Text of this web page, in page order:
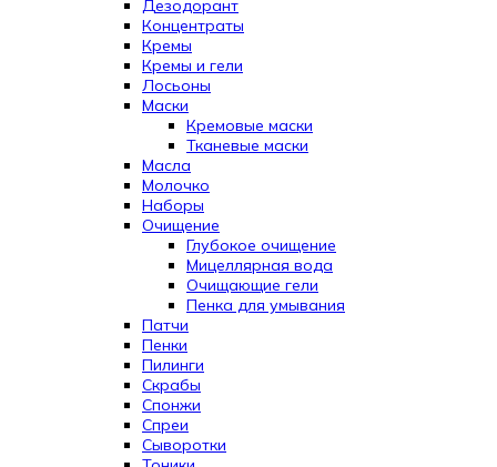
Дезодорант
Концентраты
Кремы
Кремы и гели
Лосьоны
Маски
Кремовые маски
Тканевые маски
Масла
Молочко
Наборы
Очищение
Глубокое очищение
Мицеллярная вода
Очищающие гели
Пенка для умывания
Патчи
Пенки
Пилинги
Скрабы
Спонжи
Спреи
Сыворотки